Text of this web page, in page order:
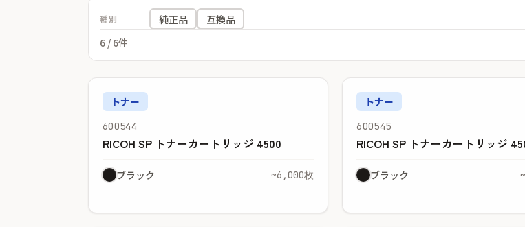
種別 純正品
互換品
6 / 6件
トナー
600544
RICOH SP トナーカートリッジ 4500
ブラック ~6,000枚
トナー
600545
RICOH SP トナーカートリッジ
ブラック